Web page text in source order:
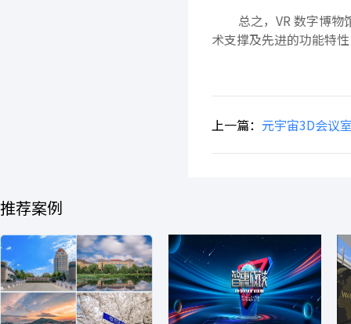
总之，VR 数字博物
术支撑及先进的功能特
上一篇： 元宇宙3D会议
推荐案例